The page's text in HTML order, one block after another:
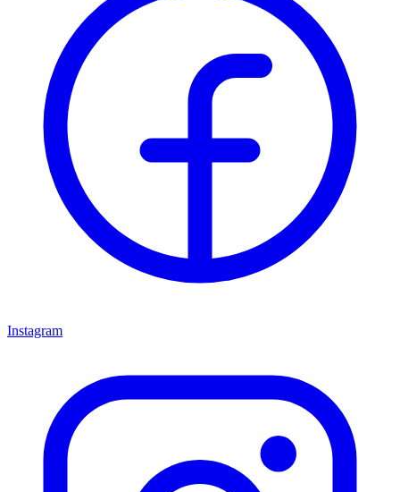
Instagram